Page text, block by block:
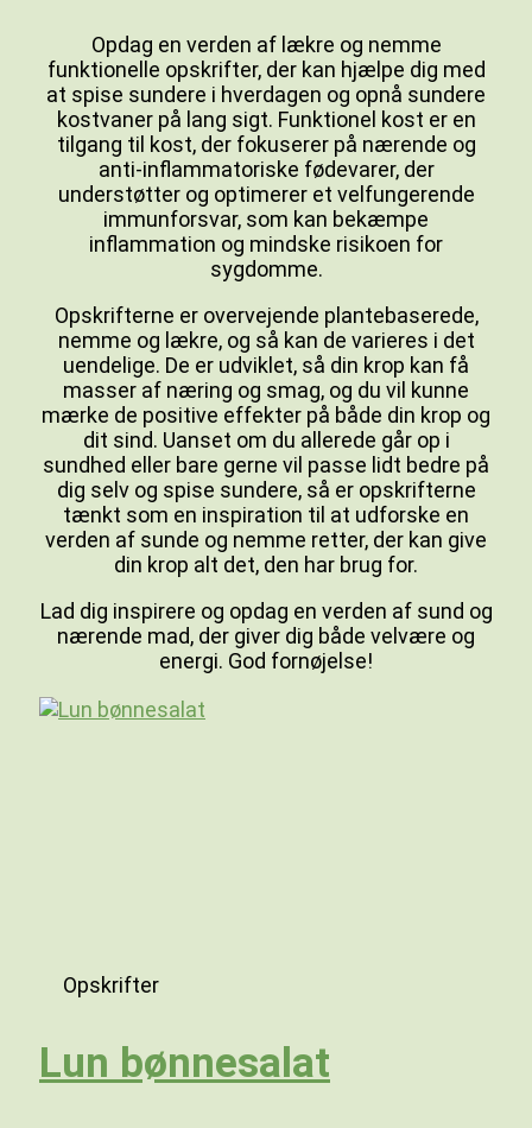
Opdag en verden af lækre og nemme
funktionelle opskrifter, der kan hjælpe dig med
at spise sundere i hverdagen og opnå sundere
kostvaner på lang sigt. Funktionel kost er en
tilgang til kost, der fokuserer på nærende og
anti-inflammatoriske fødevarer, der
understøtter og optimerer et velfungerende
immunforsvar, som kan bekæmpe
inflammation og mindske risikoen for
sygdomme.
Opskrifterne er overvejende plantebaserede,
nemme og lækre, og så kan de varieres i det
uendelige. De er udviklet, så din krop kan få
masser af næring og smag, og du vil kunne
mærke de positive effekter på både din krop og
dit sind. Uanset om du allerede går op i
sundhed eller bare gerne vil passe lidt bedre på
dig selv og spise sundere, så er opskrifterne
tænkt som en inspiration til at udforske en
verden af sunde og nemme retter, der kan give
din krop alt det, den har brug for.
Lad dig inspirere og opdag en verden af sund og
nærende mad, der giver dig både velvære og
energi. God fornøjelse!
Opskrifter
Lun bønnesalat